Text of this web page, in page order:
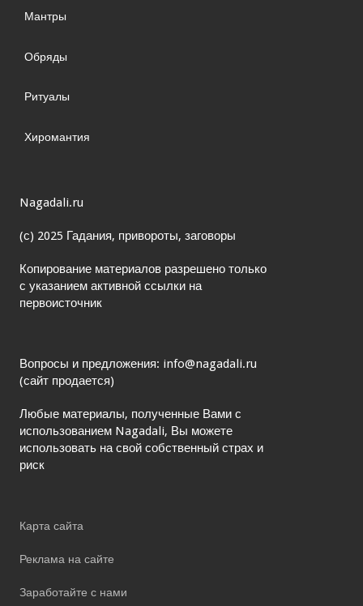
Мантры
Обряды
Ритуалы
Хиромантия
Nagadali.ru
(с) 2025 Гадания, привороты, заговоры
Копирование материалов разрешено только
с указанием активной ссылки на
первоисточник
Вопросы и предложения: info@nagadali.ru
(сайт продается)
Любые материалы, полученные Вами с
использованием Nagadali, Вы можете
использовать на свой собственный страх и
риск
Карта сайта
Реклама на сайте
Заработайте с нами